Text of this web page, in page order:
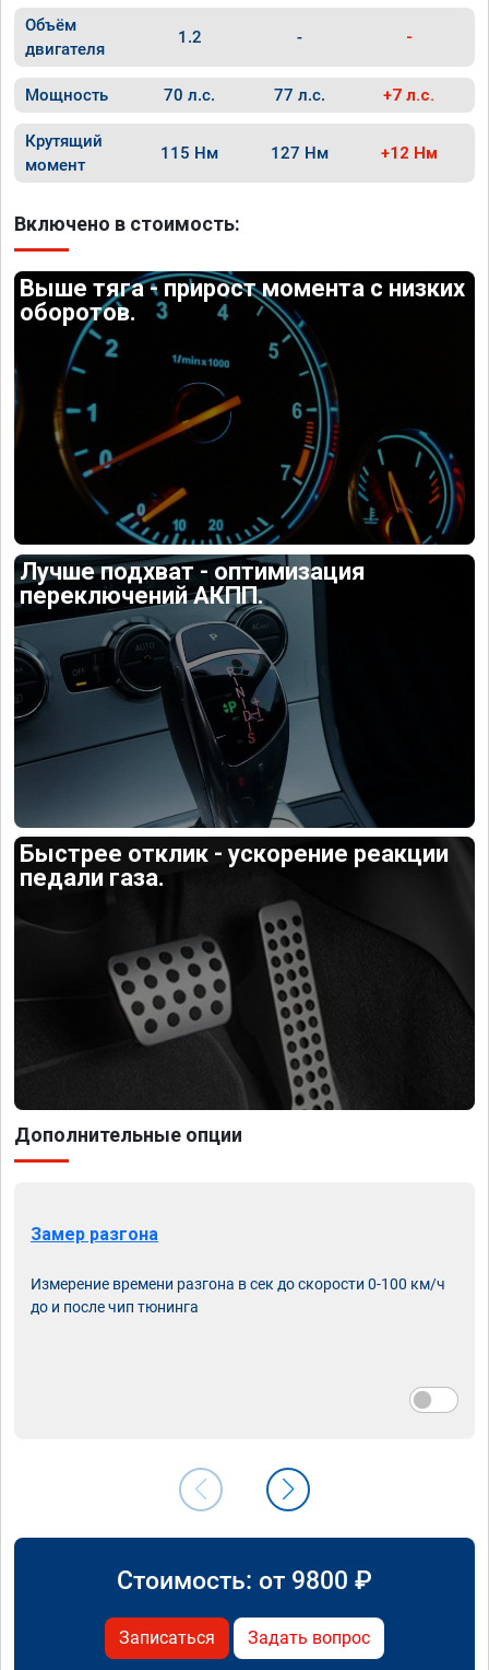
Объём
двигателя
1.2 - -
Мощность 70 л.с. 77 л.с. +7 л.с.
Крутящий
момент
115 Нм 127 Нм +12 Нм
Включено в стоимость:
Выше тяга - прирост момента с низких
оборотов.
Лучше подхват - оптимизация
переключений АКПП.
Быстрее отклик - ускорение реакции
педали газа.
Дополнительные опции
Замер разгона
Измерение времени разгона в сек до скорости 0-100 км/ч
до и после чип тюнинга
Стоимость: от 9800 ₽
Записаться Задать вопрос